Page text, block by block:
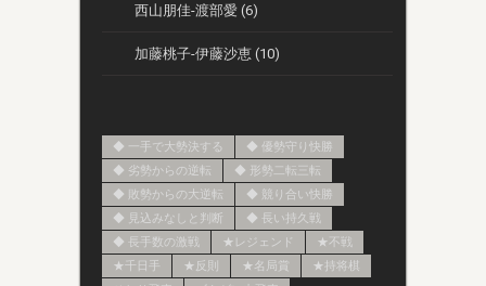
西山朋佳-渡部愛 (6)
加藤桃子-伊藤沙恵 (10)
◆ 一手で大勢決する
◆ 優勢守り快勝
◆ 劣勢からの逆転
◆ 形勢二転三転
◆ 敗勢からの大逆転
◆ 競り合い快勝
◆ 見込みなしと判断
◆ 長い持久戦
◆ 長手数の激戦
★レジェンド
★不戦
★千日手
★反則 ★名局賞
★持将棋